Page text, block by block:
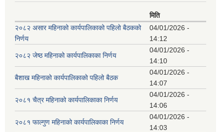
मिति
२०८२ असार महिनाको कार्यपालिकाको पहिलो बैठकको
निर्णय
04/01/2026 -
14:12
२०८२ जेष्ठ महिनाको कार्यपालिकाका निर्णय
04/01/2026 -
14:10
बैशाख महिनाको कार्यपालिकाको पहिलो बैठक
04/01/2026 -
14:07
२०८१ चैत्र महिनाको कार्यपालिकाका निर्णय
04/01/2026 -
14:06
२०८१ फाल्गुण महिनाको कार्यपालिकाका निर्णय
04/01/2026 -
14:03